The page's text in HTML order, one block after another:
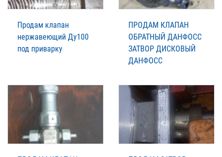
Продам клапан
нержавеющий Ду100
под приварку
ПРОДАМ КЛАПАН
ОБРАТНЫЙ ДАНФОСС
ЗАТВОР ДИСКОВЫЙ
ДАНФОСС